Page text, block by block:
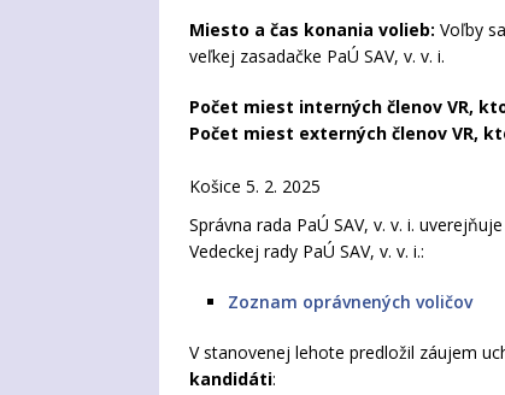
Miesto a čas konania volieb: Voľby
veľkej zasadačke PaÚ SAV, v. v. i.
Počet miest interných členov VR,
Počet miest externých členov VR,
Košice 5. 2. 2025
Správna rada PaÚ SAV, v. v. i. uverejňuje
Vedeckej rady PaÚ SAV, v. v. i.:
Zoznam oprávnených voličov
V stanovenej lehote predložil záujem
kandidáti: